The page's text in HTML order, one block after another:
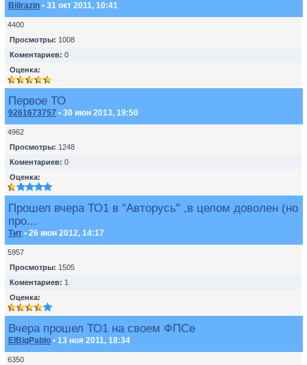
Billrazin • 31 окт 2011, 10:41
4400
Просмотры: 1008
Коментариев: 0
Оценка:
Первое ТО
9261673757 • 30 июн 2013, 19:50
4962
Просмотры: 1248
Коментариев: 0
Оценка:
Прошел вчера ТО1 в "Авторусь" ,в целом доволен (но
про...
Тит • 26 июн 2012, 14:17
5957
Просмотры: 1505
Коментариев: 1
Оценка:
Вчера прошел ТО1 на своем ФПСе
ElBigPablo • 13 ноя 2011, 18:34
6350